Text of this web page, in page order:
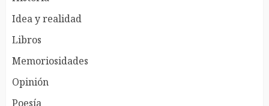
Idea y realidad
Libros
Memoriosidades
Opinión
Poesía